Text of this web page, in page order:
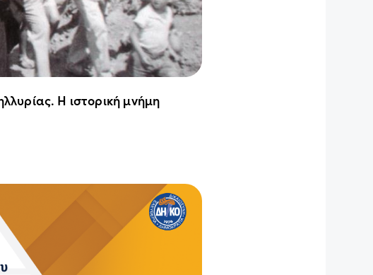
Η ιστορική μνήμη